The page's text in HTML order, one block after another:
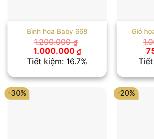
Bình hoa Baby 668
1.200.000₫
Giá
gốc
là:
1.000.000 ₫Giá
hiện
tại
1.000.000 ₫.
Tiết kiệm: 16.7%
Giỏ
là:
-30% -20%